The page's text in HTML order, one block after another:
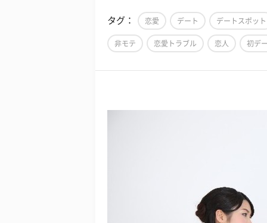
タグ： 恋愛 デート デートスポット
非モテ 恋愛トラブル 恋人 初デ